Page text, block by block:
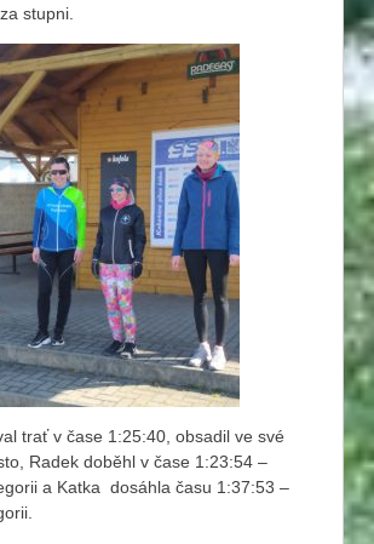
stupni.
trať v čase 1:25:40, obsadil ve své
Radek doběhl v čase 1:23:54 –
a Katka dosáhla času 1:37:53 –